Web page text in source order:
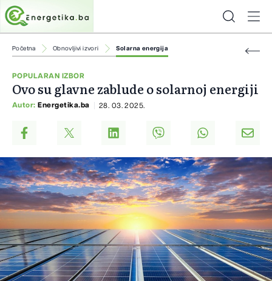
Početna Obnovljivi izvori Solarna energija
POPULARAN IZBOR
Ovo su glavne zablude o solarnoj energiji
Autor: Energetika.ba 28. 03. 2025.